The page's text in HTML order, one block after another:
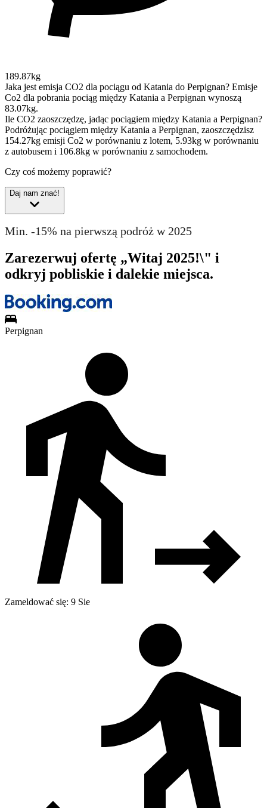
189.87kg
Jaka jest emisja CO2 dla pociągu od Katania do Perpignan? Emisje
Co2 dla pobrania pociąg między Katania a Perpignan wynoszą
83.07kg.
Ile CO2 zaoszczędzę, jadąc pociągiem między Katania a Perpignan?
Podróżując pociągiem między Katania a Perpignan, zaoszczędzisz
154.27kg emisji Co2 w porównaniu z lotem, 5.93kg w porównaniu
z autobusem i 106.8kg w porównaniu z samochodem.
Czy coś możemy poprawić?
Daj nam znać!
Min. -15% na pierwszą podróż w 2025
Zarezerwuj ofertę „Witaj 2025!\" i
odkryj pobliskie i dalekie miejsca.
Perpignan
Zameldować się: 9 Sie